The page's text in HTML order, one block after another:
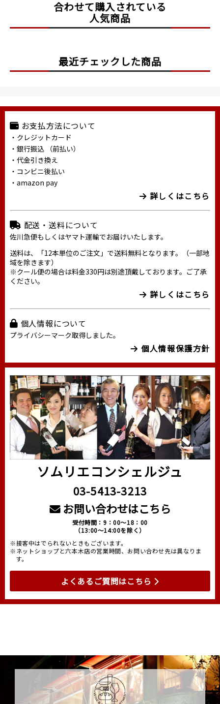
合わせて購入されている
人気商品
最近チェックした商品
お支払方法について
・クレジットカード
・銀行振込 （前払い）
・代金引き換え
・コンビニ後払い
・amazon pay
詳しくはこちら
配送・送料について
佐川急便もしくはヤマト運輸でお届けいたします。
送料は、「12本単位のご注文」で送料無料となります。（一部地
域を除きます）
※クール便の場合は料金330円は別途頂戴しております。ご了承
ください。
詳しくはこちら
個人情報について
プライバシーマーク取得しました。
個人情報保護方針
ソムリエコンシェルジュ
03-5413-3213
お問い合わせはこちら
受付時間：9：00～18：00
（13:00～14:00を除く）
※接客中はでられないときもございます。
※ネットショップと六本木店の営業時間、お問い合わせ先は異なりま
す。
よくあるご質問はこちら